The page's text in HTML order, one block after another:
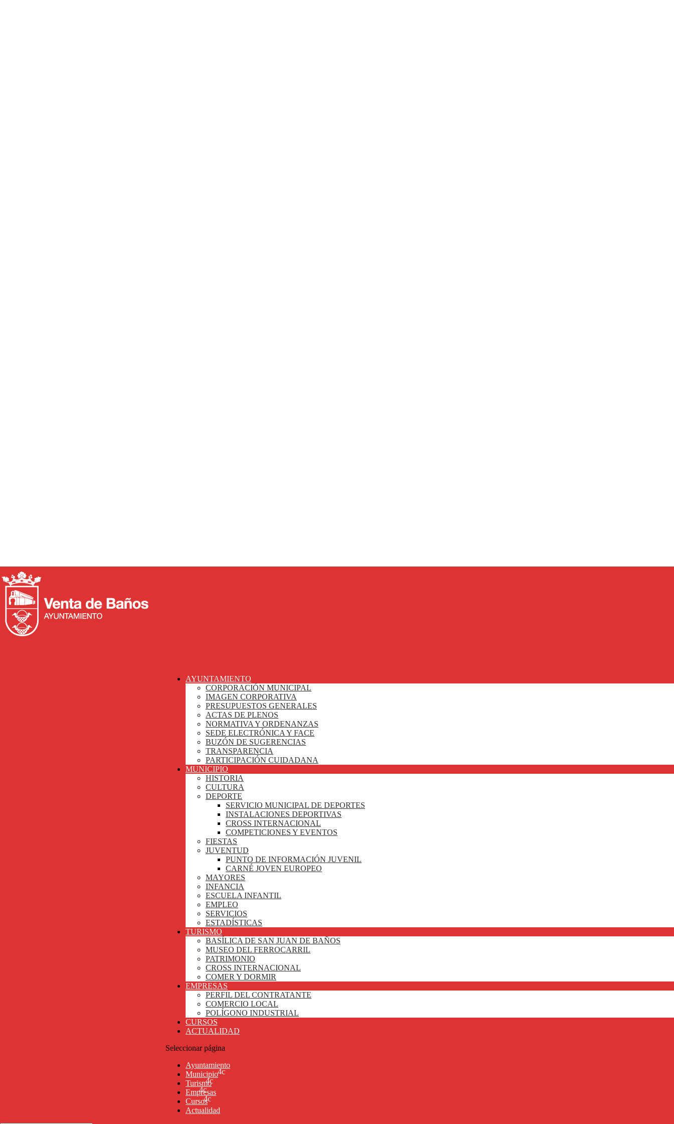
AYUNTAMIENTO
CORPORACIÓN MUNICIPAL
IMAGEN CORPORATIVA
PRESUPUESTOS GENERALES
ACTAS DE PLENOS
NORMATIVA Y ORDENANZAS
SEDE ELECTRÓNICA Y FACE
BUZÓN DE SUGERENCIAS
TRANSPARENCIA
PARTICIPACIÓN CUIDADANA
MUNICIPIO
HISTORIA
CULTURA
DEPORTE
SERVICIO MUNICIPAL DE DEPORTES
INSTALACIONES DEPORTIVAS
CROSS INTERNACIONAL
COMPETICIONES Y EVENTOS
FIESTAS
JUVENTUD
PUNTO DE INFORMACIÓN JUVENIL
CARNÉ JOVEN EUROPEO
MAYORES
INFANCIA
ESCUELA INFANTIL
EMPLEO
SERVICIOS
ESTADÍSTICAS
TURISMO
BASÍLICA DE SAN JUAN DE BAÑOS
MUSEO DEL FERROCARRIL
PATRIMONIO
CROSS INTERNACIONAL
COMER Y DORMIR
EMPRESAS
PERFIL DEL CONTRATANTE
COMERCIO LOCAL
POLÍGONO INDUSTRIAL
CURSOS
ACTUALIDAD
Seleccionar página
Ayuntamiento
Municipio
Turismo
Empresas
Cursos
Actualidad